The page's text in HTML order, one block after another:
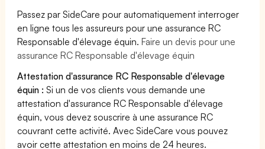
Passez par SideCare pour automatiquement interroger
en ligne tous les assureurs pour une assurance RC
Responsable d'élevage équin.Faire un devis pour une
assurance RC Responsable d'élevage équin
Attestation d'assurance RC Responsable d'élevage
équin : Si un de vos clients vous demande une
attestation d'assurance RC Responsable d'élevage
équin, vous devez souscrire à une assurance RC
couvrant cette activité. Avec SideCare vous pouvez
avoir cette attestation en moins de 24 heures.